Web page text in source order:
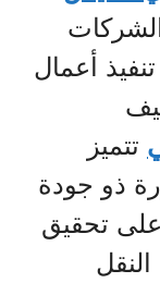
أعمال
تتميز
ذو جودة
على تحقيق